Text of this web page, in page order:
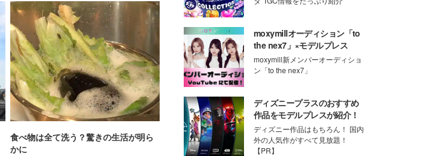
食べ物は全て洗う？驚きの生活が明ら
かに
moxymillオーディション「to
the nex7」×モデルプレス
moxymill新メンバーオーディショ
ン「to the nex7」
ディズニープラスのおすすめ
作品をモデルプレスが紹介！
ディズニー作品はもちろん！ 国内
外の人気作がすべて見放題！
【PR】